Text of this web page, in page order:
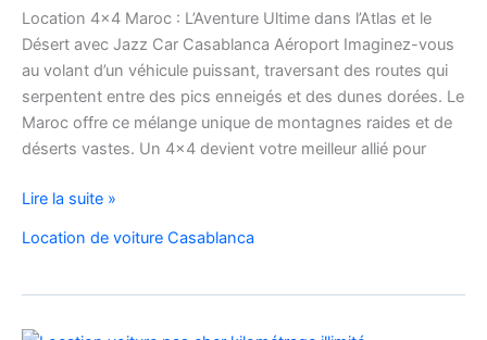
Location 4×4 Maroc : L’Aventure Ultime dans l’Atlas et le
Désert avec Jazz Car Casablanca Aéroport Imaginez-vous
au volant d’un véhicule puissant, traversant des routes qui
serpentent entre des pics enneigés et des dunes dorées. Le
Maroc offre ce mélange unique de montagnes raides et de
déserts vastes. Un 4×4 devient votre meilleur allié pour
location
voiture
au
Maroc
Lire la suite »
Location de voiture Casablanca